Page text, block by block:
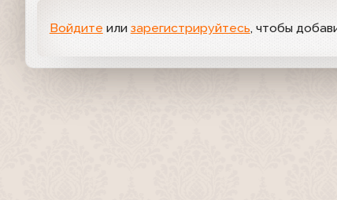
Войдите или зарегистрируйтесь, чтобы